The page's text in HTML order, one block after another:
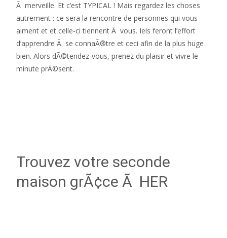
Ã merveille. Et c’est TYPICAL ! Mais regardez les choses
autrement : ce sera la rencontre de personnes qui vous
aiment et et celle-ci tiennent Ã vous. Iels feront l’effort
d’apprendre Ã se connaÃ®tre et ceci afin de la plus huge
bien. Alors dÃ©tendez-vous, prenez du plaisir et vivre le
minute prÃ©sent.
Trouvez votre seconde
maison grÃ¢ce Ã HER